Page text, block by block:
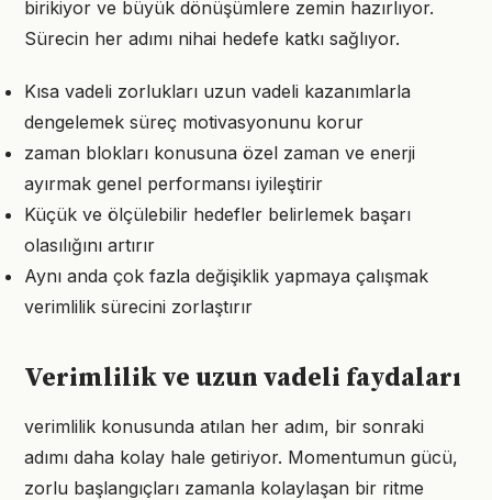
birikiyor ve büyük dönüşümlere zemin hazırlıyor.
Sürecin her adımı nihai hedefe katkı sağlıyor.
Kısa vadeli zorlukları uzun vadeli kazanımlarla
dengelemek süreç motivasyonunu korur
zaman blokları konusuna özel zaman ve enerji
ayırmak genel performansı iyileştirir
Küçük ve ölçülebilir hedefler belirlemek başarı
olasılığını artırır
Aynı anda çok fazla değişiklik yapmaya çalışmak
verimlilik sürecini zorlaştırır
Verimlilik ve uzun vadeli faydaları
verimlilik konusunda atılan her adım, bir sonraki
adımı daha kolay hale getiriyor. Momentumun gücü,
zorlu başlangıçları zamanla kolaylaşan bir ritme